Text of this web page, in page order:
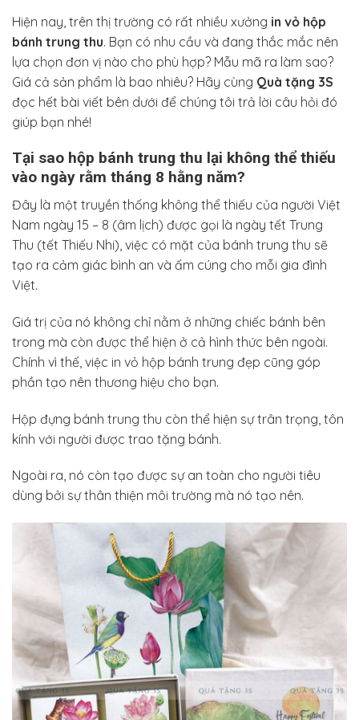
Hiện nay, trên thị trường có rất nhiều xưởng in vỏ hộp
bánh trung thu. Bạn có nhu cầu và đang thắc mắc nên
lựa chọn đơn vị nào cho phù hợp? Mẫu mã ra làm sao?
Giá cả sản phẩm là bao nhiêu? Hãy cùng Quà tặng 3S
đọc hết bài viết bên dưới để chúng tôi trả lời câu hỏi đó
giúp bạn nhé!
Tại sao hộp bánh trung thu lại không thể thiếu
vào ngày rằm tháng 8 hằng năm?
Đây là một truyền thống không thể thiếu của người Việt
Nam ngày 15 – 8 (âm lịch) được gọi là ngày tết Trung
Thu (tết Thiếu Nhi), việc có mặt của bánh trung thu sẽ
tạo ra cảm giác bình an và ấm cúng cho mỗi gia đình
Việt.
Giá trị của nó không chỉ nằm ở những chiếc bánh bên
trong mà còn được thể hiện ở cả hình thức bên ngoài.
Chính vì thế, việc in vỏ hộp bánh trung đẹp cũng góp
phần tạo nên thương hiệu cho bạn.
Hộp đựng bánh trung thu còn thể hiện sự trân trọng, tôn
kính với người được trao tặng bánh.
Ngoài ra, nó còn tạo được sự an toàn cho người tiêu
dùng bởi sự thân thiện môi trường mà nó tạo nên.